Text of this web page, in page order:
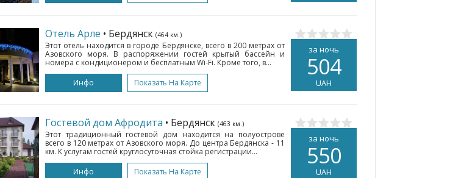
за ночь
504
UAH
Отель Арле • Бердянск (464 км.)
Этот отель находится в городе Бердянске, всего в 200 метрах от
Азовского моря. В распоряжении гостей крытый бассейн и
номера с кондиционером и бесплатным Wi-Fi. Кроме того, в...
Инфо
Показать На Карте
за ночь
550
UAH
Гостевой дом Афродита • Бердянск (463 км.)
Этот традиционный гостевой дом находится на полуострове
всего в 120 метрах от Азовского моря. До центра Бердянска - 11
км. К услугам гостей круглосуточная стойка регистрации...
Инфо
Показать На Карте